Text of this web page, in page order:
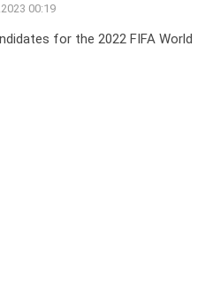
00:19
for the 2022 FIFA World